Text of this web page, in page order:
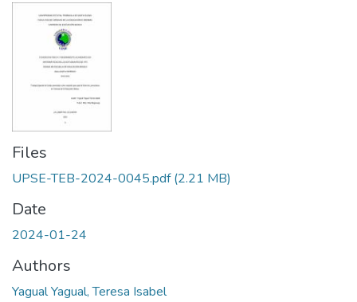
Files
UPSE-TEB-2024-0045.pdf(2.21 MB)
Date
2024-01-24
Authors
Yagual Yagual, Teresa Isabel